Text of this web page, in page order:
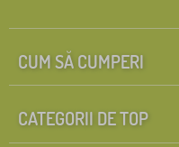
CUM SĂ CUMPERI
CATEGORII DE TOP